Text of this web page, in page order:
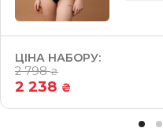
ЦІНА НАБОРУ:
2 798₴
2 238 ₴